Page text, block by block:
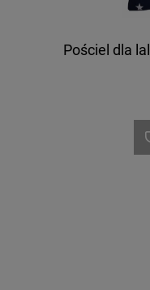
Pościel dla